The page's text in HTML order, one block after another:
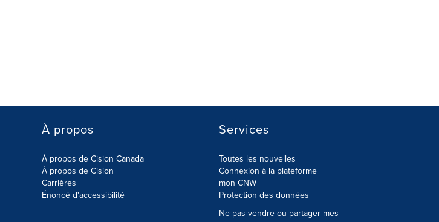
À propos
À propos de Cision Canada
À propos de Cision
Carrières
Énoncé d'accessibilité
Services
Toutes les nouvelles
Connexion à la plateforme
mon CNW
Protection des données
Ne pas vendre ou partager mes